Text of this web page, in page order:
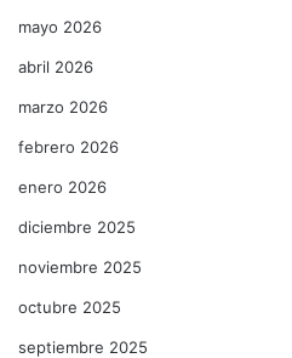
mayo 2026
abril 2026
marzo 2026
febrero 2026
enero 2026
diciembre 2025
noviembre 2025
octubre 2025
septiembre 2025